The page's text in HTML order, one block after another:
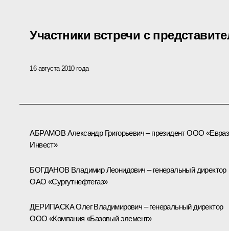
Участники встречи с
16 августа 2010 года
АБРАМОВ Александр Григорьевич – президент ООО «Евраз
Инвест»
БОГДАНОВ Владимир Леонидович – генеральный директор
ОАО «Сургутнефтегаз»
ДЕРИПАСКА Олег Владимирович – генеральный директор
ООО «Компания «Базовый элемент»